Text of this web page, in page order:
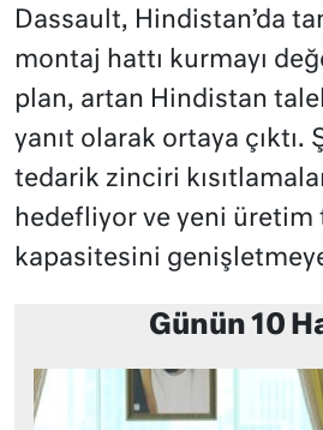
Dassault, Hindistan’da
montaj hattı kurmayı
plan, artan Hindistan
yanıt olarak ortaya çıktı.
tedarik zinciri
hedefliyor ve yeni üretim
kapasitesini genişletmeye
Günün 10